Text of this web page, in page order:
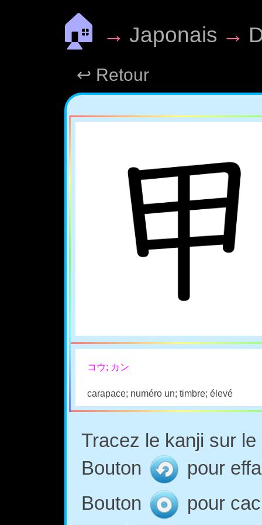
🏠 → Japonais →
↩ Retour
コウ; カン
carapace; numéro un; timbre; élevé
Tracez le kanji sur
Bouton
pour
Bouton
pour